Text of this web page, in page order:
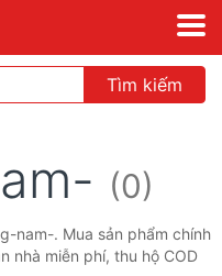
Tìm kiếm
(0)
nam-. Mua sản phẩm chính
nhà miễn phí, thu hộ COD